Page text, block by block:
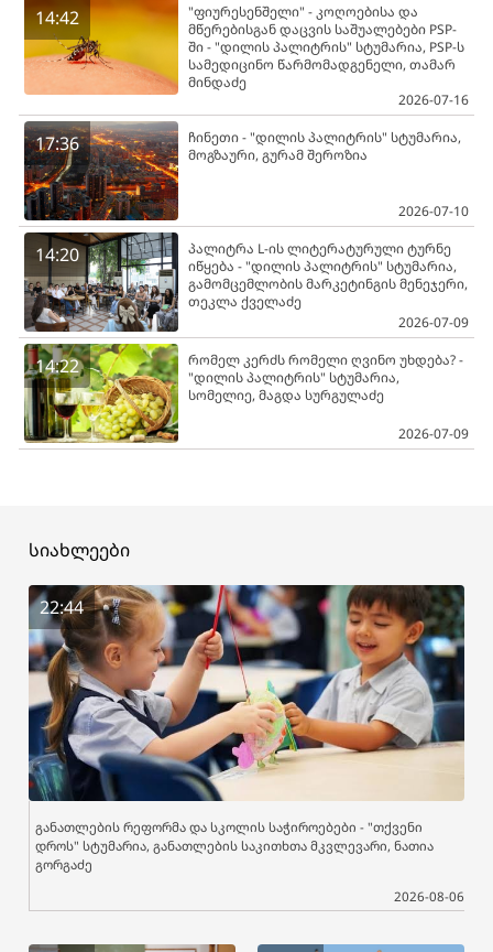
14:42
"ფიურესენშელი" - კოღოებისა და
მწერებისგან დაცვის საშუალებები PSP-
ში - "დილის პალიტრის" სტუმარია, PSP-ს
სამედიცინო წარმომადგენელი, თამარ
მინდაძე
2026-07-16
17:36
ჩინეთი - "დილის პალიტრის" სტუმარია,
მოგზაური, გურამ შეროზია
2026-07-10
14:20
პალიტრა L-ის ლიტერატურული ტურნე
იწყება - "დილის პალიტრის" სტუმარია,
გამომცემლობის მარკეტინგის მენეჯერი,
თეკლა ქველაძე
2026-07-09
14:22
რომელ კერძს რომელი ღვინო უხდება? -
"დილის პალიტრის" სტუმარია,
სომელიე, მაგდა სურგულაძე
2026-07-09
სიახლეები
22:44
განათლების რეფორმა და სკოლის საჭიროებები - "თქვენი
დროს" სტუმარია, განათლების საკითხთა მკვლევარი, ნათია
გორგაძე
2026-08-06